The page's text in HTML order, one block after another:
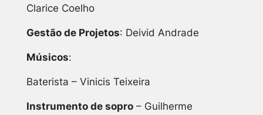
Clarice Coelho
Gestão de Projetos: Deivid Andrade
Músicos:
Baterista – Vinicis Teixeira
Instrumento de sopro– Guilherme